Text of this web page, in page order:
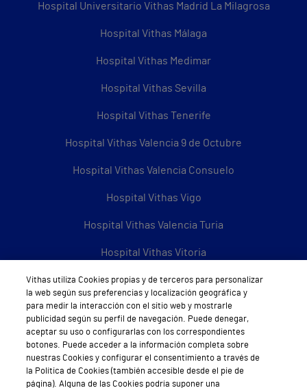
Hospital Universitario Vithas Madrid La Milagrosa
Hospital Vithas Málaga
Hospital Vithas Medimar
Hospital Vithas Sevilla
Hospital Vithas Tenerife
Hospital Vithas Valencia 9 de Octubre
Hospital Vithas Valencia Consuelo
Hospital Vithas Vigo
Hospital Vithas Valencia Turia
Hospital Vithas Vitoria
Hospital Vithas Xanit Internacional (Benalmádena)
Todos los centros Vithas
Sobre Vithas
Vithas utiliza Cookies propias y de terceros para personalizar
la web según sus preferencias y localización geográfica y
para medir la interacción con el sitio web y mostrarle
publicidad según su perfil de navegación. Puede denegar,
aceptar su uso o configurarlas con los correspondientes
botones. Puede acceder a la información completa sobre
nuestras Cookies y configurar el consentimiento a través de
la Política de Cookies (también accesible desde el pie de
página). Alguna de las Cookies podría suponer una